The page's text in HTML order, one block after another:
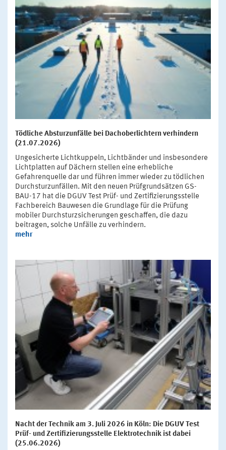
Tödliche Absturzunfälle bei Dachoberlichtern verhindern
(21.07.2026)
Ungesicherte Lichtkuppeln, Lichtbänder und insbesondere
Lichtplatten auf Dächern stellen eine erhebliche
Gefahrenquelle dar und führen immer wieder zu tödlichen
Durchsturzunfällen. Mit den neuen Prüfgrundsätzen GS-
BAU-17 hat die DGUV Test Prüf- und Zertifizierungsstelle
Fachbereich Bauwesen die Grundlage für die Prüfung
mobiler Durchsturzsicherungen geschaffen, die dazu
beitragen, solche Unfälle zu verhindern.
mehr
Nacht der Technik am 3. Juli 2026 in Köln: Die DGUV Test
Prüf- und Zertifizierungsstelle Elektrotechnik ist dabei
(25.06.2026)